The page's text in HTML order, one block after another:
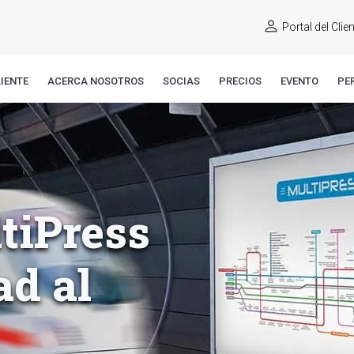
Portal del
ACERCA NOSOTROS SOCIAS PRECIOS EVENTO
al